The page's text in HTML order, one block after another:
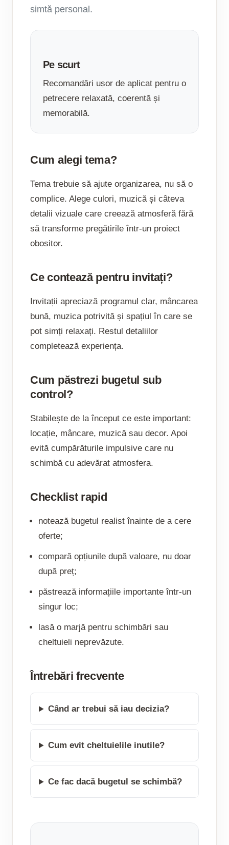
simtă personal.
Pe scurt
Recomandări ușor de aplicat pentru o
petrecere relaxată, coerentă și
memorabilă.
Cum alegi tema?
Tema trebuie să ajute organizarea, nu să o
complice. Alege culori, muzică și câteva
detalii vizuale care creează atmosferă fără
să transforme pregătirile într-un proiect
obositor.
Ce contează pentru invitați?
Invitații apreciază programul clar, mâncarea
bună, muzica potrivită și spațiul în care se
pot simți relaxați. Restul detaliilor
completează experiența.
Cum păstrezi bugetul sub
control?
Stabilește de la început ce este important:
locație, mâncare, muzică sau decor. Apoi
evită cumpărăturile impulsive care nu
schimbă cu adevărat atmosfera.
Checklist rapid
notează bugetul realist înainte de a cere
oferte;
compară opțiunile după valoare, nu doar
după preț;
păstrează informațiile importante într-un
singur loc;
lasă o marjă pentru schimbări sau
cheltuieli neprevăzute.
Întrebări frecvente
Când ar trebui să iau decizia?
Cum evit cheltuielile inutile?
Ce fac dacă bugetul se schimbă?